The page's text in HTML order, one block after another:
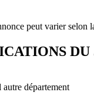
peut varier selon
autre département